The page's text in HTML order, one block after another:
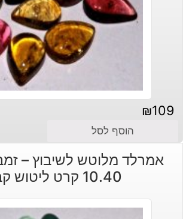
₪109
הוסף לסל
אמרלד מלוטש לשיבוץ –
10.40 קרט ליטוש קבושון